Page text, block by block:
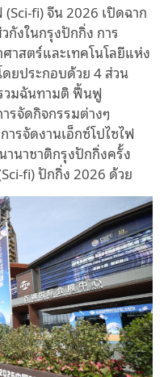
(Sci-fi) จีน 2026 เปิดฉาก
งในกรุงปักกิ่ง การ
าสตร์และเทคโนโลยีแห่ง
ยประกอบด้วย 4 ส่วน
วมฉันทามติ ฟื้นฟู
รจัดกิจกรรมต่างๆ
รจัดงานเอ็กซ์โปไซไฟ
นาชาติกรุงปักกิ่งครั้ง
fi) ปักกิ่ง 2026 ด้วย